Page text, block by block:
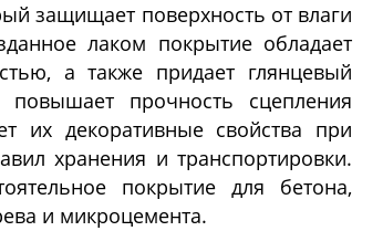
защищает поверхность от влаги
лаком покрытие обладает
а также придает глянцевый
прочность сцепления
их декоративные свойства при
хранения и транспортировки.
покрытие для бетона,
и микроцемента.